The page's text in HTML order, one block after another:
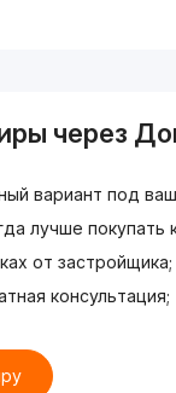
через
вариант под
лучше покупать
от застройщика;
консультация;